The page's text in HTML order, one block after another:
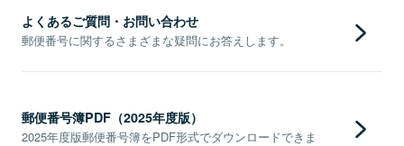
よくあるご質問・お問い合わせ
郵便番号に関するさまざまな疑問にお答えします。
郵便番号簿PDF（2025年度版）
2025年度版郵便番号簿をPDF形式でダウンロードできま